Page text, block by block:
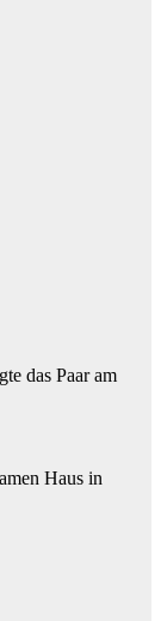
das Paar am
Haus in